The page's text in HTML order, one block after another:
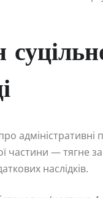
про
частини — тягне
наслідків.